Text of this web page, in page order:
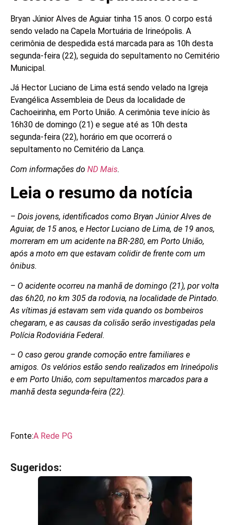
Bryan Júnior Alves de Aguiar tinha 15 anos. O corpo está
sendo velado na Capela Mortuária de Irineópolis. A
cerimônia de despedida está marcada para as 10h desta
segunda-feira (22), seguida do sepultamento no Cemitério
Municipal.
Já Hector Luciano de Lima está sendo velado na Igreja
Evangélica Assembleia de Deus da localidade de
Cachoeirinha, em Porto União. A cerimônia teve início às
16h30 de domingo (21) e segue até as 10h desta
segunda-feira (22), horário em que ocorrerá o
sepultamento no Cemitério da Lança.
Com informações do ND Mais.
Leia o resumo da notícia
– Dois jovens, identificados como Bryan Júnior Alves de
Aguiar, de 15 anos, e Hector Luciano de Lima, de 19 anos,
morreram em um acidente na BR-280, em Porto União,
após a moto em que estavam colidir de frente com um
ônibus.
– O acidente ocorreu na manhã de domingo (21), por volta
das 6h20, no km 305 da rodovia, na localidade de Pintado.
As vítimas já estavam sem vida quando os bombeiros
chegaram, e as causas da colisão serão investigadas pela
Polícia Rodoviária Federal.
– O caso gerou grande comoção entre familiares e
amigos. Os velórios estão sendo realizados em Irineópolis
e em Porto União, com sepultamentos marcados para a
manhã desta segunda-feira (22).
Fonte:A Rede PG
Sugeridos: